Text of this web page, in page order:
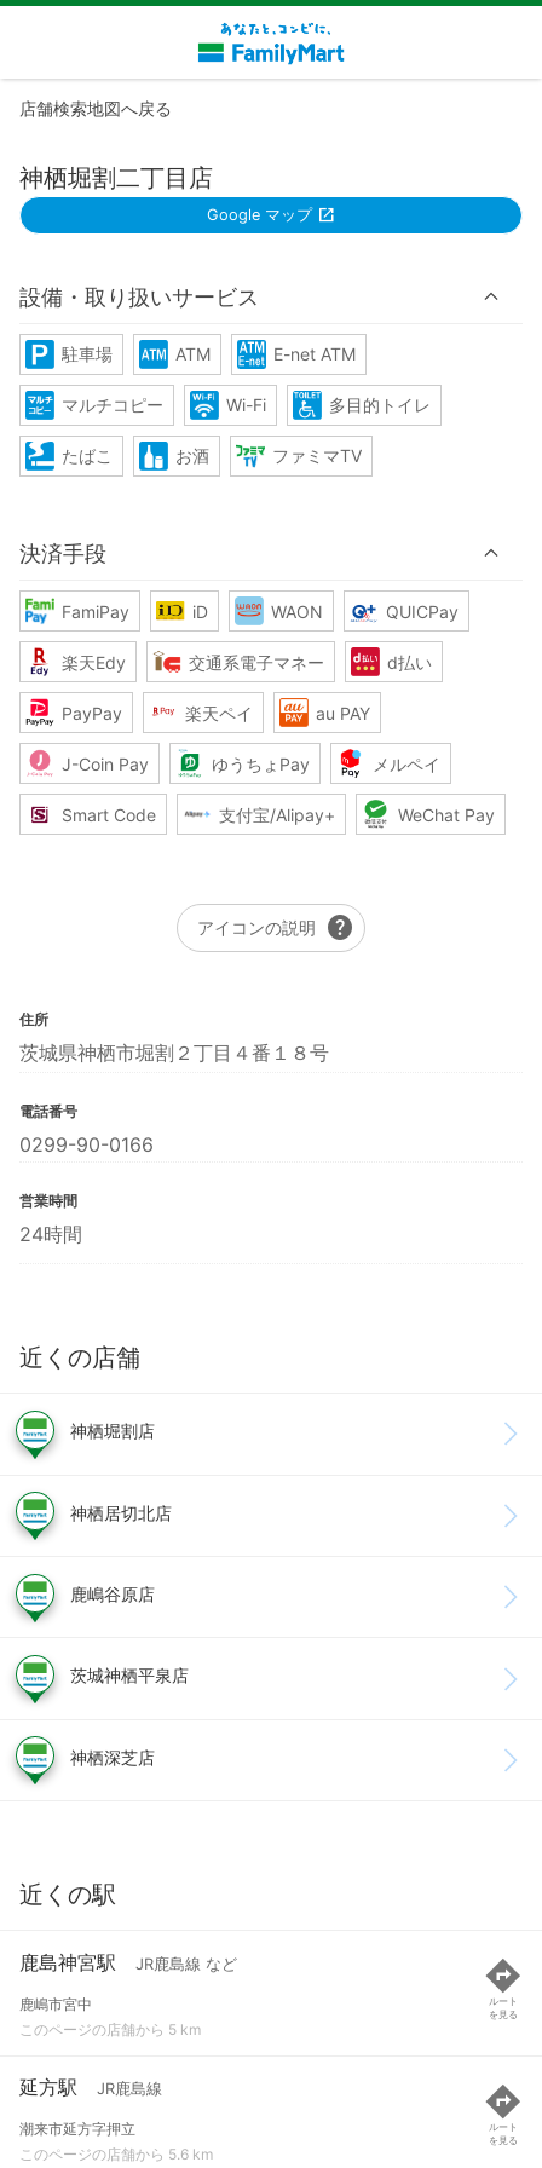
店舗検索地図へ戻る
神栖堀割二丁目店
Google マップ
設備・取り扱いサービス
駐車場 ATM E-net ATM
マルチコピー Wi-Fi 多目的トイレ
たばこ お酒 ファミマTV
決済手段
FamiPay iD WAON QUICPay
楽天Edy 交通系電子マネー d払い
PayPay 楽天ペイ au PAY
J-Coin Pay ゆうちょPay メルペイ
Smart Code 支付宝/Alipay+ WeChat Pay
アイコンの説明 help
住所
茨城県神栖市堀割２丁目４番１８号
電話番号
0299-90-0166
営業時間
24時間
近くの店舗
神栖堀割店
神栖居切北店
鹿嶋谷原店
茨城神栖平泉店
神栖深芝店
近くの駅
鹿島神宮駅 JR鹿島線 など
鹿嶋市宮中
このページの店舗から 5 km
ルート
を見る
延方駅 JR鹿島線
潮来市延方字押立
このページの店舗から 5.6 km
ルート
を見る